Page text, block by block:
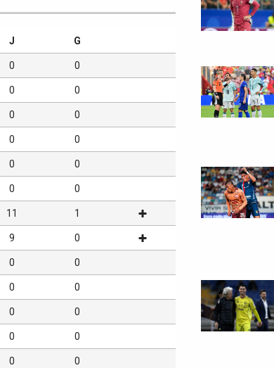
J G
0 0
0 0
0 0
0 0
0 0
0 0
11 1
9 0
0 0
0 0
0 0
0 0
0 0